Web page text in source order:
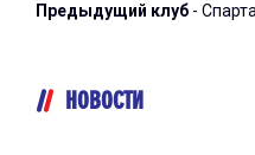
Предыдущий клуб -
НОВОСТИ